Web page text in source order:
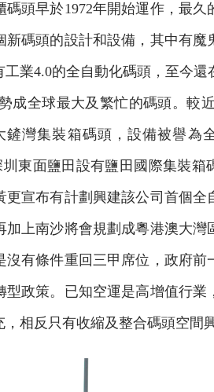
早於1972年開始運作，最久
新碼頭的設計和設備，其中有魔
業4.0的全自動化碼頭，至今還
成全球最大及繁忙的碼頭。較
鏟灣集裝箱碼頭，設備被譽為
東面鹽田設有鹽田國際集裝箱
更宣布有計劃興建該公司首個全
加上南沙將會規劃成粵港澳大灣
沒有條件重回三甲席位，政府前
型政策。已知空運是高增值行業
相反只有收縮及整合碼頭空間